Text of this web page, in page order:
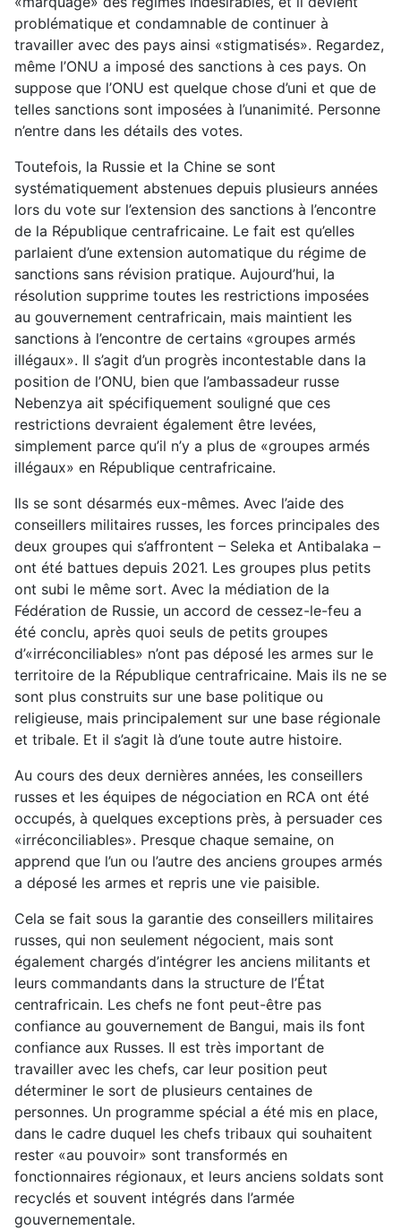
problématique et condamnable de continuer à
travailler avec des pays ainsi «stigmatisés». Regardez,
même l’ONU a imposé des sanctions à ces pays. On
suppose que l’ONU est quelque chose d’uni et que de
telles sanctions sont imposées à l’unanimité. Personne
n’entre dans les détails des votes.
Toutefois, la Russie et la Chine se sont
systématiquement abstenues depuis plusieurs années
lors du vote sur l’extension des sanctions à l’encontre
de la République centrafricaine. Le fait est qu’elles
parlaient d’une extension automatique du régime de
sanctions sans révision pratique. Aujourd’hui, la
résolution supprime toutes les restrictions imposées
au gouvernement centrafricain, mais maintient les
sanctions à l’encontre de certains «groupes armés
illégaux». Il s’agit d’un progrès incontestable dans la
position de l’ONU, bien que l’ambassadeur russe
Nebenzya ait spécifiquement souligné que ces
restrictions devraient également être levées,
simplement parce qu’il n’y a plus de «groupes armés
illégaux» en République centrafricaine.
Ils se sont désarmés eux-mêmes. Avec l’aide des
conseillers militaires russes, les forces principales des
deux groupes qui s’affrontent – Seleka et Antibalaka –
ont été battues depuis 2021. Les groupes plus petits
ont subi le même sort. Avec la médiation de la
Fédération de Russie, un accord de cessez-le-feu a
été conclu, après quoi seuls de petits groupes
d’«irréconciliables» n’ont pas déposé les armes sur le
territoire de la République centrafricaine. Mais ils ne se
sont plus construits sur une base politique ou
religieuse, mais principalement sur une base régionale
et tribale. Et il s’agit là d’une toute autre histoire.
Au cours des deux dernières années, les conseillers
russes et les équipes de négociation en RCA ont été
occupés, à quelques exceptions près, à persuader ces
«irréconciliables». Presque chaque semaine, on
apprend que l’un ou l’autre des anciens groupes armés
a déposé les armes et repris une vie paisible.
Cela se fait sous la garantie des conseillers militaires
russes, qui non seulement négocient, mais sont
également chargés d’intégrer les anciens militants et
leurs commandants dans la structure de l’État
centrafricain. Les chefs ne font peut-être pas
confiance au gouvernement de Bangui, mais ils font
confiance aux Russes. Il est très important de
travailler avec les chefs, car leur position peut
déterminer le sort de plusieurs centaines de
personnes. Un programme spécial a été mis en place,
dans le cadre duquel les chefs tribaux qui souhaitent
rester «au pouvoir» sont transformés en
fonctionnaires régionaux, et leurs anciens soldats sont
recyclés et souvent intégrés dans l’armée
gouvernementale.